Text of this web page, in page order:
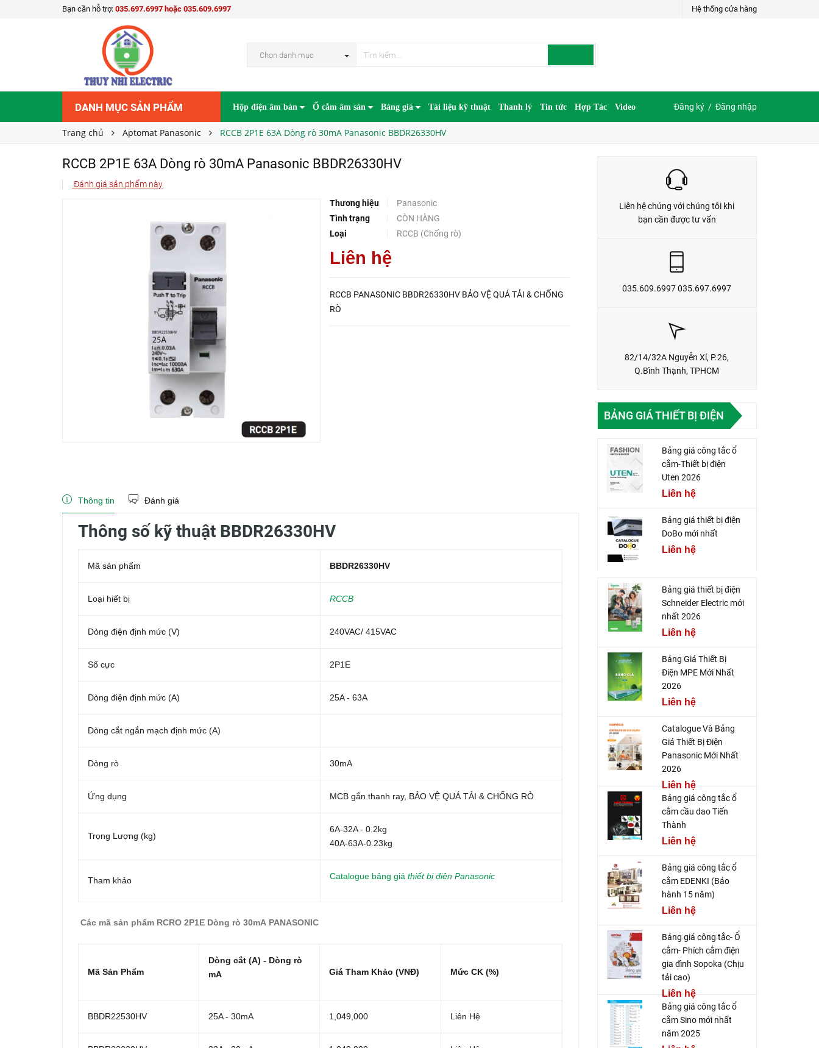
Bạn cần hỗ trợ: 035.697.6997 hoặc 035.609.6997 Hệ thống cửa hàng
Chọn danh mục
DANH MỤC SẢN PHẨM Hộp điện âm bàn Ổ cắm âm sàn Bảng giá Tài liệu kỹ thuật Thanh lý Tin tức Hợp Tác Video Đăng ký / Đăng nhập
Trang chủ Aptomat Panasonic RCCB 2P1E 63A Dòng rò 30mA Panasonic BBDR26330HV
RCCB 2P1E 63A Dòng rò 30mA Panasonic BBDR26330HV
Đánh giá sản phẩm này
Thương hiệu
Panasonic
Tình trạng
CÒN HÀNG
Loại
RCCB (Chống rò)
Liên hệ
RCCB PANASONIC BBDR26330HV BẢO VỆ QUÁ TẢI & CHỐNG
RÒ
RCCB 2P1E 63A Dòng rò 30mA Panasonic BBDR26330HV
Giá bán: Liên hệ
LIÊN HỆ ĐẶT HÀNG
Thông tin Đánh giá
Thông số kỹ thuật BBDR26330HV
Mã sản phẩm BBDR26330HV
Loại hiết bị RCCB
Dòng điện định mức (V) 240VAC/ 415VAC
Số cực 2P1E
Dòng điện định mức (A) 25A - 63A
Dòng cắt ngắn mạch định mức (A)
Dòng rò 30mA
Ứng dụng MCB gắn thanh ray, BẢO VỆ QUÁ TẢI & CHỐNG RÒ
Trọng Lượng (kg)
6A-32A - 0.2kg
40A-63A-0.23kg
Tham khảo Catalogue bảng giá thiết bị điện Panasonic
Các mã sản phẩm RCRO 2P1E Dòng rò 30mA PANASONIC
Mã Sản Phẩm
Dòng cắt (A) - Dòng rò
mA
Giá Tham Khảo (VNĐ) Mức CK (%)
BBDR22530HV 25A - 30mA 1,049,000 Liên Hệ
Liên hệ chúng với chúng tôi khi
bạn cần được tư vấn
035.609.6997 035.697.6997
82/14/32A Nguyễn Xí, P.26,
Q.Bình Thạnh, TPHCM
BẢNG GIÁ THIẾT BỊ ĐIỆN
Bảng giá công tắc ổ
cắm-Thiết bị điện
Uten 2026
Liên hệ
Bảng giá thiết bị điện
DoBo mới nhất
Liên hệ
Bảng giá thiết bị điện
Schneider Electric mới
nhất 2026
Liên hệ
Bảng Giá Thiết Bị
Điện MPE Mới Nhất
2026
Liên hệ
Catalogue Và Bảng
Giá Thiết Bị Điện
Panasonic Mới Nhất
2026
Liên hệ
Bảng giá công tắc ổ
cắm cầu dao Tiến
Thành
Liên hệ
Bảng giá công tắc ổ
cắm EDENKI (Bảo
hành 15 năm)
Liên hệ
Bảng giá công tắc- Ổ
cắm- Phích cắm điện
gia đình Sopoka (Chịu
tải cao)
Liên hệ
Bảng giá công tắc ổ
cắm Sino mới nhất
năm 2025